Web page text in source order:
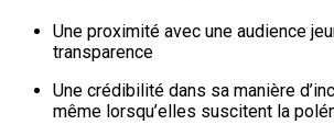
Une proximité avec une audience
transparence
Une crédibilité dans sa manière
même lorsqu’elles suscitent la